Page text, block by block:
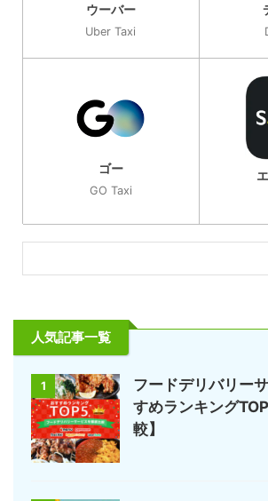
ウーバー
Uber Taxi
ゴー
GO Taxi
人気記事一覧
1
フードデリバリー
すめランキング
較】